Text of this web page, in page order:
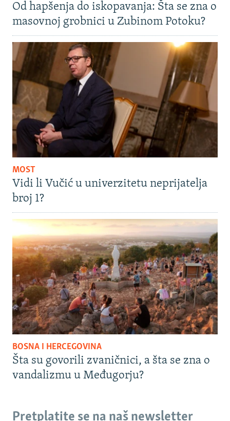
Od hapšenja do iskopavanja: Šta se zna o
masovnoj grobnici u Zubinom Potoku?
MOST
Vidi li Vučić u univerzitetu neprijatelja
broj 1?
BOSNA I HERCEGOVINA
Šta su govorili zvaničnici, a šta se zna o
vandalizmu u Međugorju?
Pretplatite se na naš newsletter